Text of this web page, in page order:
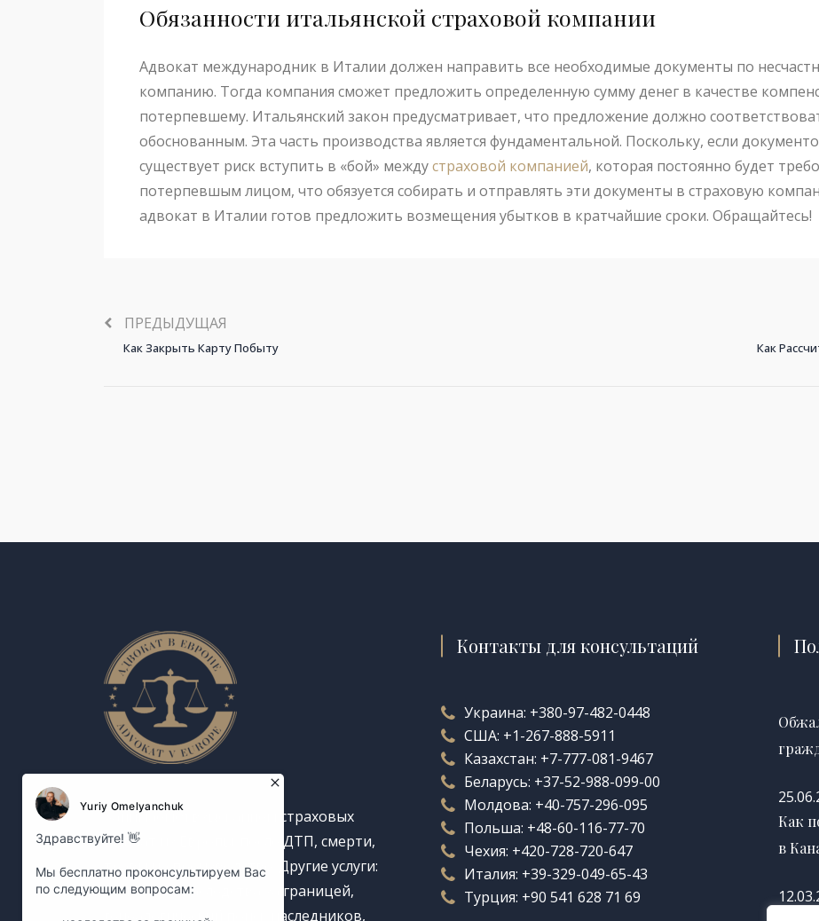
Обязанности итальянской страховой компании
Адвокат международник в Италии должен направить все необходимые документы по
компанию. Тогда компания сможет предложить определенную сумму денег в качестве
потерпевшему. Итальянский закон предусматривает, что предложение должно
обоснованным. Эта часть производства является фундаментальной. Поскольку, если
существует риск вступить в «бой» междустраховой компанией, которая постоянно будет
потерпевшым лицом, что обязуется собирать и отправлять эти документы в страховую
адвокат в Италии готов предложить возмещения убытков в кратчайшие сроки. Обращайтесь!
ПРЕДЫДУЩАЯ
Как Закрыть Карту Побыту Как
Занимаемся взысканием страховых
выплат из Европы: после ДТП, смерти,
травм на производстве. Другие услуги:
получение наследства за границей,
генеалогический поиск наследников,
Контакты для консультаций
Украина: +380-97-482-0448
США: +1-267-888-5911
Казахстан: +7-777-081-9467
Беларусь: +37-52-988-099-00
Молдова: +40-757-296-095
Польша: +48-60-116-77-70
Чехия: +420-728-720-647
Италия: +39-329-049-65-43
Турция: +90 541 628 71 69
Как
в